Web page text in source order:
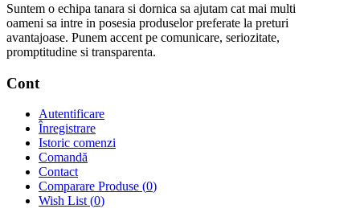
Suntem o echipa tanara si dornica sa ajutam cat mai multi
oameni sa intre in posesia produselor preferate la preturi
avantajoase. Punem accent pe comunicare, seriozitate,
promptitudine si transparenta.
Cont
Autentificare
Înregistrare
Istoric comenzi
Comandă
Contact
Comparare Produse (0)
Wish List (0)